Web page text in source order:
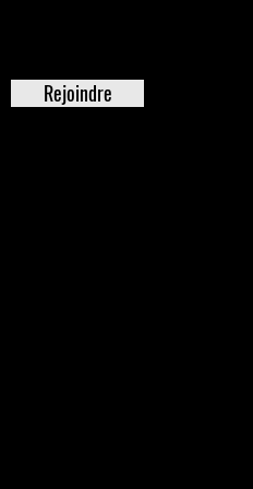
Rejoindre